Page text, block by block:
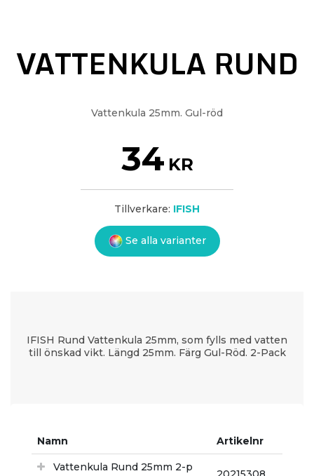
VATTENKULA RUND
Vattenkula 25mm. Gul-röd
34 KR
Tillverkare: IFISH
Se alla varianter
IFISH Rund Vattenkula 25mm, som fylls med vatten
till önskad vikt. Längd 25mm. Färg Gul-Röd. 2-Pack
Namn Artikelnr
Vattenkula Rund 25mm 2-p